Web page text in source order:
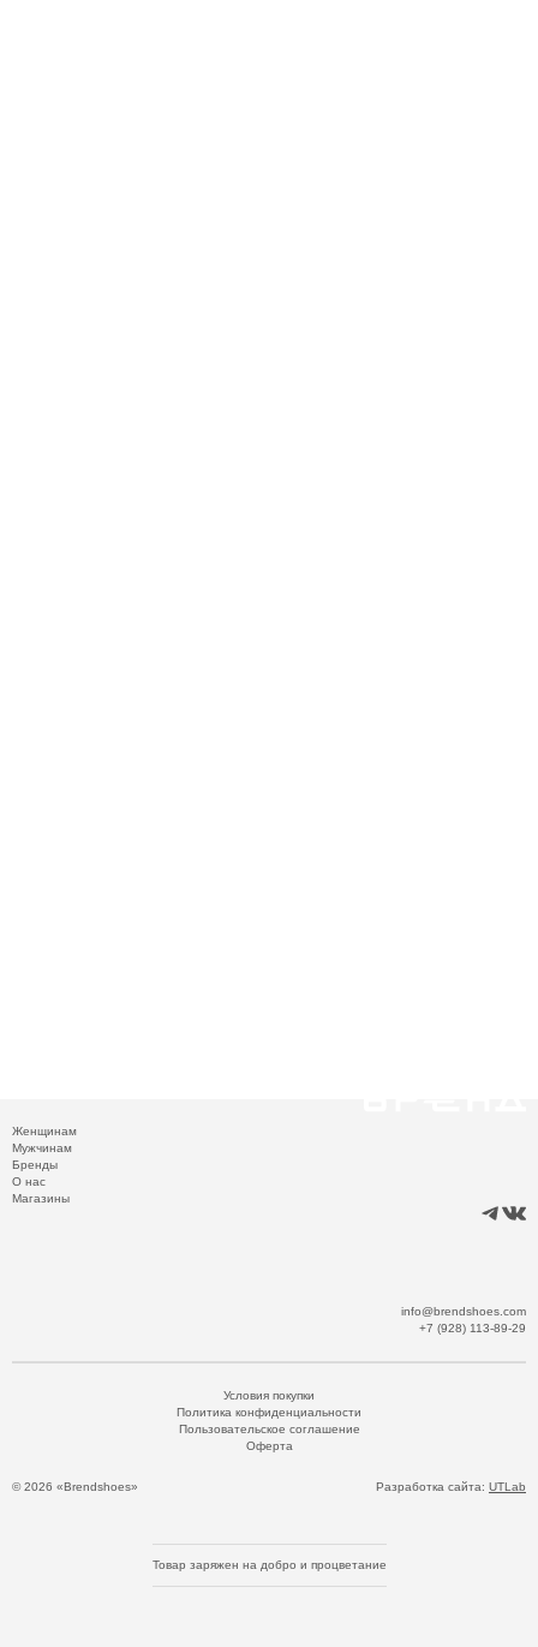
Женщинам
Мужчинам
Бренды
О нас
Магазины
info@brendshoes.com
+7 (928) 113-89-29
© 2026 «Brendshoes»
Условия покупки
Политика конфиденциальности
Пользовательское соглашение
Оферта
Разработка сайта: UTLab
Товар заряжен на добро и процветание